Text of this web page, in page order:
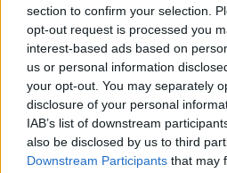
section to confirm your selection.
opt-out request is processed you
interest-based ads based on
us or personal information
your opt-out. You may separately
disclosure of your personal
IAB’s list of downstream
also be disclosed by us to third
Downstream Participants that may